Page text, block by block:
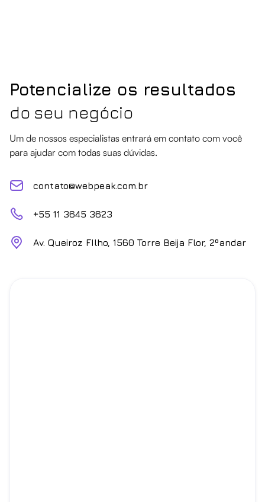
Potencialize os resultados
do seu negócio
Um de nossos especialistas entrará em contato com você
para ajudar com todas suas dúvidas.
contato@webpeak.com.br
+55 11 3645 3623
Av. Queiroz FIlho, 1560 Torre Beija Flor, 2ºandar